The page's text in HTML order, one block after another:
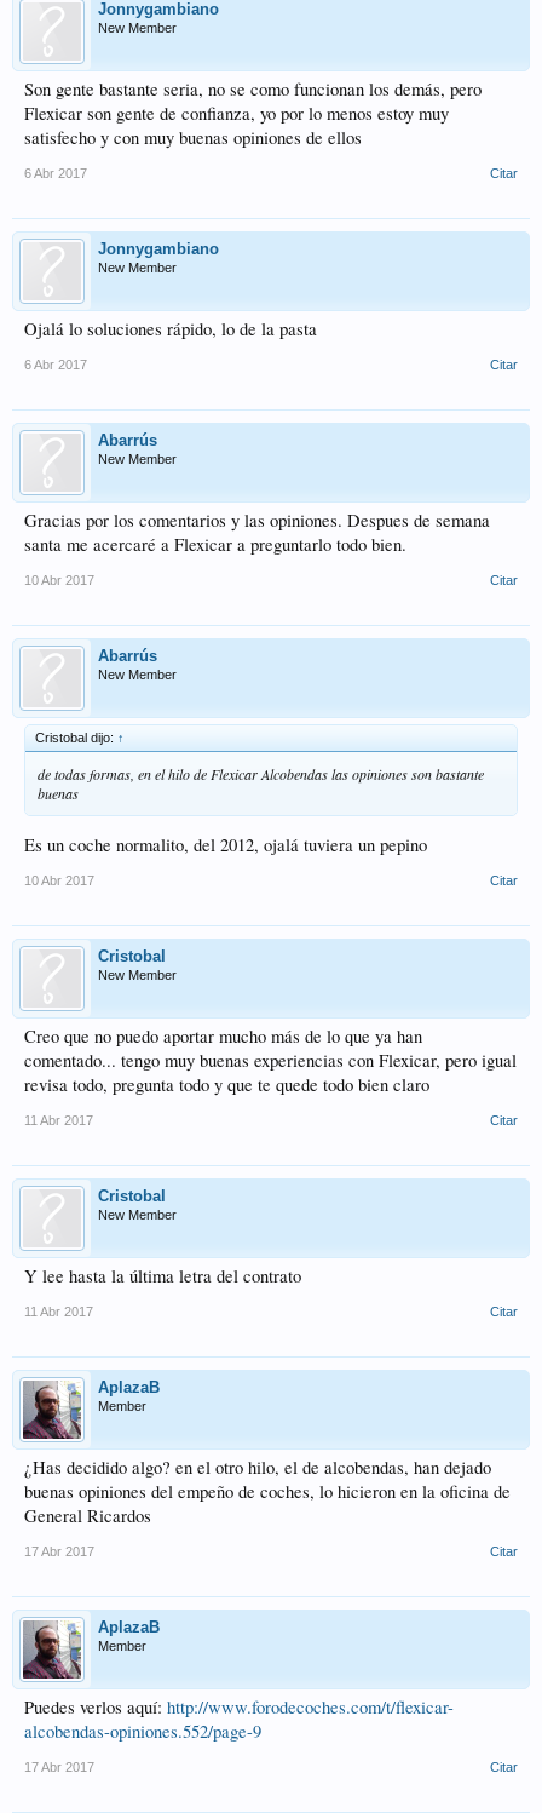
Jonnygambiano
New Member
Son gente bastante seria, no se como funcionan los demás, pero
Flexicar son gente de confianza, yo por lo menos estoy muy
satisfecho y con muy buenas opiniones de ellos
6 Abr 2017 Citar
Jonnygambiano
New Member
Ojalá lo soluciones rápido, lo de la pasta
6 Abr 2017 Citar
Abarrús
New Member
Gracias por los comentarios y las opiniones. Despues de semana
santa me acercaré a Flexicar a preguntarlo todo bien.
10 Abr 2017 Citar
Abarrús
New Member
Cristobal dijo: ↑
de todas formas, en el hilo de Flexicar Alcobendas las opiniones son bastante
buenas
Es un coche normalito, del 2012, ojalá tuviera un pepino
10 Abr 2017 Citar
Cristobal
New Member
Creo que no puedo aportar mucho más de lo que ya han
comentado... tengo muy buenas experiencias con Flexicar, pero igual
revisa todo, pregunta todo y que te quede todo bien claro
11 Abr 2017 Citar
Cristobal
New Member
Y lee hasta la última letra del contrato
11 Abr 2017 Citar
AplazaB
Member
¿Has decidido algo? en el otro hilo, el de alcobendas, han dejado
buenas opiniones del empeño de coches, lo hicieron en la oficina de
General Ricardos
17 Abr 2017 Citar
AplazaB
Member
Puedes verlos aquí: http://www.forodecoches.com/t/flexicar-
alcobendas-opiniones.552/page-9
17 Abr 2017 Citar